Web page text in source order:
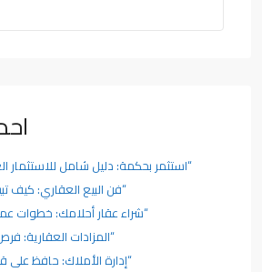
“استثمر بحكمة: دليل شامل للاستثمار
“فن البيع العقاري: كيف
“شراء عقار أحلامك: خطوات
“المزادات العقارية:
“إدارة الأملاك: حافظ